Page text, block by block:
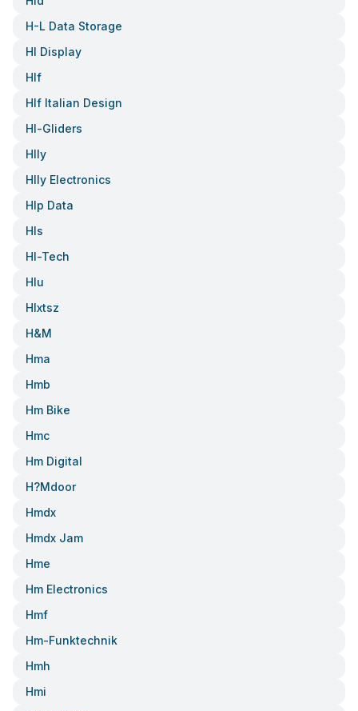
H-L Data Storage
Hl Display
Hlf
Hlf Italian Design
Hl-Gliders
Hlly
Hlly Electronics
Hlp Data
Hls
Hl-Tech
Hlu
Hlxtsz
H&m
Hma
Hmb
Hm Bike
Hmc
Hm Digital
H?mdoor
Hmdx
Hmdx Jam
Hme
Hm Electronics
Hmf
Hm-Funktechnik
Hmh
Hmi